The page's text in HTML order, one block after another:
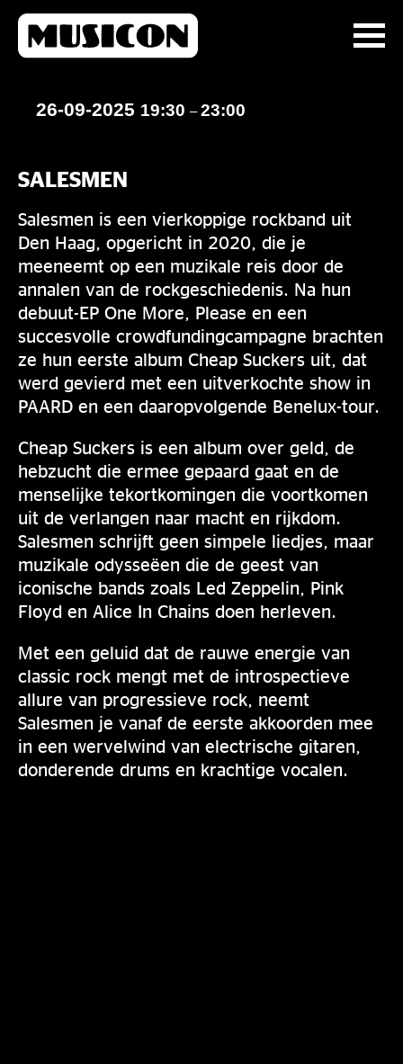
26-09-2025 19:30 –23:00
SALESMEN
Salesmen is een vierkoppige rockband uit
Den Haag, opgericht in 2020, die je
meeneemt op een muzikale reis door de
annalen van de rockgeschiedenis. Na hun
debuut-EP One More, Please en een
succesvolle crowdfundingcampagne brachten
ze hun eerste album Cheap Suckers uit, dat
werd gevierd met een uitverkochte show in
PAARD en een daaropvolgende Benelux-tour.
Cheap Suckers is een album over geld, de
hebzucht die ermee gepaard gaat en de
menselijke tekortkomingen die voortkomen
uit de verlangen naar macht en rijkdom.
Salesmen schrijft geen simpele liedjes, maar
muzikale odysseëen die de geest van
iconische bands zoals Led Zeppelin, Pink
Floyd en Alice In Chains doen herleven.
Met een geluid dat de rauwe energie van
classic rock mengt met de introspectieve
allure van progressieve rock, neemt
Salesmen je vanaf de eerste akkoorden mee
in een wervelwind van electrische gitaren,
donderende drums en krachtige vocalen.